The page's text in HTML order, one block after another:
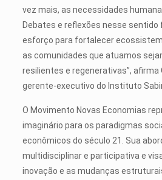
vez mais, as necessidades
Debates e reflexões nesse
esforço para fortalecer
as comunidades que atuamos
resilientes e regenerativas”, afirma
gerente-executivo do Instituto
O Movimento Novas Economias
imaginário para os paradigmas
econômicos do século 21. Sua
multidisciplinar e participativa e
inovação e as mudanças